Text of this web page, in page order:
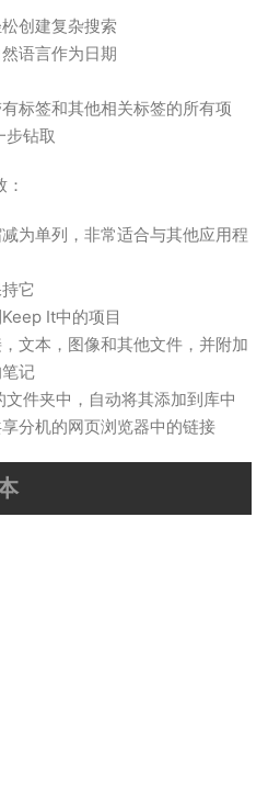
创建复杂搜索
语言作为日期
标签和其他相关标签的所有项
步钻取
为单列，非常适合与其他应用程
它
It中的项目
文本，图像和其他文件，并附加
记
件夹中，自动将其添加到库中
分机的网页浏览器中的链接